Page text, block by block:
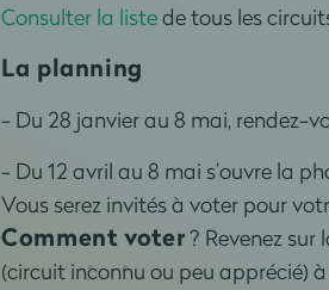
Consulter la listede tous les
La planning
- Du 28 janvier au 8 mai, rendez-
- Du 12 avril au 8 mai s’ouvre la
Vous serez invités à voter pour
Comment voter? Revenez sur
(circuit inconnu ou peu apprécié)